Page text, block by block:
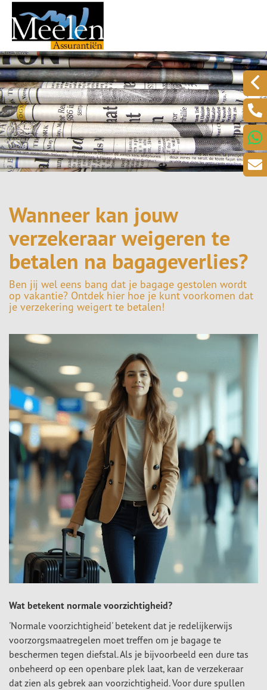
Wanneer kan jouw
verzekeraar weigeren te
betalen na bagageverlies?
Ben jij wel eens bang dat je bagage gestolen wordt
op vakantie? Ontdek hier hoe je kunt voorkomen dat
je verzekering weigert te betalen!
Wat betekent normale voorzichtigheid?
'Normale voorzichtigheid' betekent dat je redelijkerwijs
voorzorgsmaatregelen moet treffen om je bagage te
beschermen tegen diefstal. Als je bijvoorbeeld een dure tas
onbeheerd op een openbare plek laat, kan de verzekeraar
dat zien als gebrek aan voorzichtigheid. Voor dure spullen